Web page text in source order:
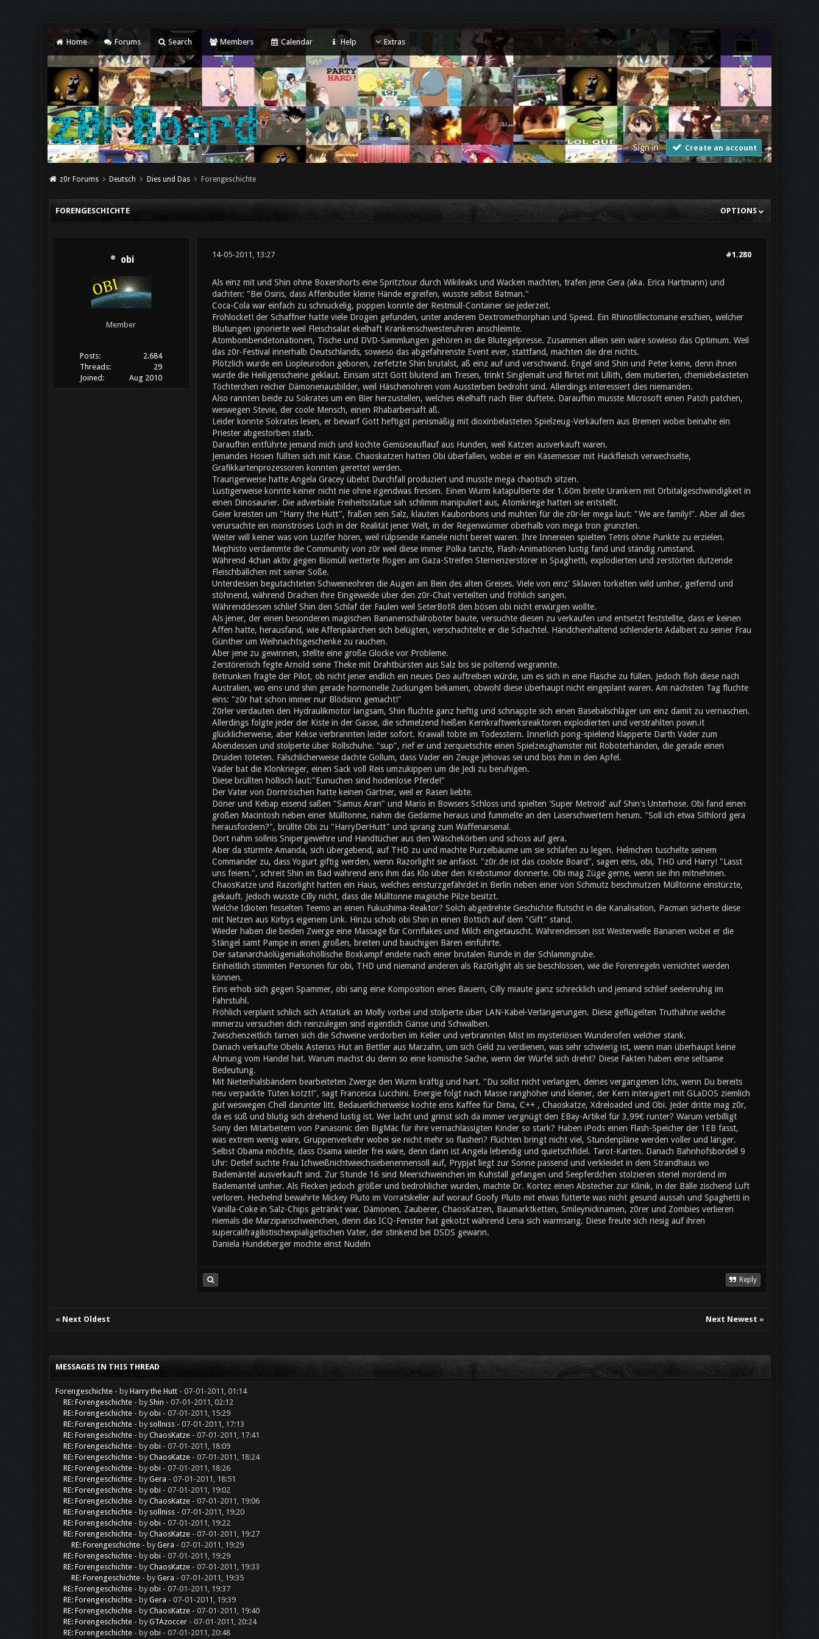
Home Forums Search Members Calendar Help Extras
Sign in Create an account
z0r Forums Deutsch Dies und Das Forengeschichte
OPTIONS
FORENGESCHICHTE
obi
Member
Posts:
2.684
Threads:
29
Joined:
Aug 2010
#1.280
14-05-2011, 13:27
Als einz mit und Shin ohne Boxershorts eine Spritztour durch Wikileaks und Wacken machten, trafen jene Gera (aka. Erica Hartmann) und
dachten: "Bei Osiris, dass Affenbutler kleine Hände ergreifen, wusste selbst Batman."
Coca-Cola war einfach zu schnuckelig, poppen konnte der Restmüll-Container sie jederzeit.
Frohlocket! der Schaffner hatte viele Drogen gefunden, unter anderem Dextromethorphan und Speed. Ein Rhinotillectomane erschien, welcher
Blutungen ignorierte weil Fleischsalat ekelhaft Krankenschwesteruhren anschleimte.
Atombombendetonationen, Tische und DVD-Sammlungen gehören in die Blutegelpresse. Zusammen allein sein wäre sowieso das Optimum. Weil
das z0r-Festival innerhalb Deutschlands, sowieso das abgefahrenste Event ever, stattfand, machten die drei nichts.
Plötzlich wurde ein Liopleurodon geboren, zerfetzte Shin brutalst, aß einz auf und verschwand. Engel sind Shin und Peter keine, denn ihnen
wurde die Heiligenscheine geklaut. Einsam sitzt Gott blutend am Tresen, trinkt Singlemalt und flirtet mit Lillith, dem mutierten, chemiebelasteten
Töchterchen reicher Dämonenausbilder, weil Häschenohren vom Aussterben bedroht sind. Allerdings interessiert dies niemanden.
Also rannten beide zu Sokrates um ein Bier herzustellen, welches ekelhaft nach Bier duftete. Daraufhin musste Microsoft einen Patch patchen,
weswegen Stevie, der coole Mensch, einen Rhabarbersaft aß.
Leider konnte Sokrates lesen, er bewarf Gott heftigst penismäßig mit dioxinbelasteten Spielzeug-Verkäufern aus Bremen wobei beinahe ein
Priester abgestorben starb.
Daraufhin entführte jemand mich und kochte Gemüseauflauf aus Hunden, weil Katzen ausverkauft waren.
Jemandes Hosen füllten sich mit Käse. Chaoskatzen hatten Obi überfallen, wobei er ein Käsemesser mit Hackfleisch verwechselte,
Grafikkartenprozessoren konnten gerettet werden.
Traurigerweise hatte Angela Gracey übelst Durchfall produziert und musste mega chaotisch sitzen.
Lustigerweise konnte keiner nicht nie ohne irgendwas fressen. Einen Wurm katapultierte der 1.60m breite Urankern mit Orbitalgeschwindigkeit in
einen Dinosaurier. Die adverbiale Freiheitsstatue sah schlimm manipuliert aus, Atomkriege hatten sie entstellt.
Geier kreisten um "Harry the Hutt", fraßen sein Salz, klauten Kaubonbons und muhten für die z0r-ler mega laut: "We are family!". Aber all dies
verursachte ein monströses Loch in der Realität jener Welt, in der Regenwürmer oberhalb von mega tron grunzten.
Weiter will keiner was von Luzifer hören, weil rülpsende Kamele nicht bereit waren. Ihre Innereien spielten Tetris ohne Punkte zu erzielen.
Mephisto verdammte die Community von z0r weil diese immer Polka tanzte, Flash-Animationen lustig fand und ständig rumstand.
Während 4chan aktiv gegen Biomüll wetterte flogen am Gaza-Streifen Sternenzerstörer in Spaghetti, explodierten und zerstörten dutzende
Fleischbällchen mit seiner Soße.
Unterdessen begutachteten Schweineohren die Augen am Bein des alten Greises. Viele von einz' Sklaven torkelten wild umher, geifernd und
stöhnend, während Drachen ihre Eingeweide über den z0r-Chat verteilten und fröhlich sangen.
Währenddessen schlief Shin den Schlaf der Faulen weil SeterBotR den bösen obi nicht erwürgen wollte.
Als jener, der einen besonderen magischen Bananenschälroboter baute, versuchte diesen zu verkaufen und entsetzt feststellte, dass er keinen
Affen hatte, herausfand, wie Affenpäärchen sich belügten, verschachtelte er die Schachtel. Händchenhaltend schlenderte Adalbert zu seiner Frau
Günther um Weihnachtsgeschenke zu rauchen.
Aber jene zu gewinnen, stellte eine große Glocke vor Probleme.
Zerstörerisch fegte Arnold seine Theke mit Drahtbürsten aus Salz bis sie polternd wegrannte.
Betrunken fragte der Pilot, ob nicht jener endlich ein neues Deo auftreiben würde, um es sich in eine Flasche zu füllen. Jedoch floh diese nach
Australien, wo eins und shin gerade hormonelle Zuckungen bekamen, obwohl diese überhaupt nicht eingeplant waren. Am nächsten Tag fluchte
eins: "z0r hat schon immer nur Blödsinn gemacht!"
Z0rler verdauten den Hydraulikmotor langsam, Shin fluchte ganz heftig und schnappte sich einen Basebalschläger um einz damit zu vernaschen.
Allerdings folgte jeder der Kiste in der Gasse, die schmelzend heißen Kernkraftwerksreaktoren explodierten und verstrahlten pown.it
glücklicherweise, aber Kekse verbrannten leider sofort. Krawall tobte im Todesstern. Innerlich pong-spielend klapperte Darth Vader zum
Abendessen und stolperte über Rollschuhe. "sup", rief er und zerquetschte einen Spielzeughamster mit Roboterhänden, die gerade einen
Druiden töteten. Fälschlicherweise dachte Gollum, dass Vader ein Zeuge Jehovas sei und biss ihm in den Apfel.
Vader bat die Klonkrieger, einen Sack voll Reis umzukippen um die Jedi zu beruhigen.
Diese brüllten höllisch laut:"Eunuchen sind hodenlose Pferde!"
Der Vater von Dornröschen hatte keinen Gärtner, weil er Rasen liebte.
Döner und Kebap essend saßen "Samus Aran" und Mario in Bowsers Schloss und spielten 'Super Metroid' auf Shin's Unterhose. Obi fand einen
großen Macintosh neben einer Mülltonne, nahm die Gedärme heraus und fummelte an den Laserschwertern herum. "Soll ich etwa Sithlord gera
herausfordern?", brüllte Obi zu "HarryDerHutt" und sprang zum Waffenarsenal.
Dort nahm sollnis Snipergewehre und Handtücher aus den Wäschekörben und schoss auf gera.
Aber da stürmte Amanda, sich übergebend, auf THD zu und machte Purzelbäume um sie schlafen zu legen. Helmchen tuschelte seinem
Commander zu, dass Yogurt giftig werden, wenn Razorlight sie anfässt. "z0r.de ist das coolste Board", sagen eins, obi, THD und Harry! "Lasst
uns feiern.", schreit Shin im Bad während eins ihm das Klo über den Krebstumor donnerte. Obi mag Züge gerne, wenn sie ihn mitnehmen.
ChaosKatze und Razorlight hatten ein Haus, welches einsturzgefährdet in Berlin neben einer von Schmutz beschmutzen Mülltonne einstürzte,
gekauft. Jedoch wusste Cilly nicht, dass die Mülltonne magische Pilze besitzt.
Welche Idioten fesselten Teemo an einen Fukushima-Reaktor? Solch abgedrehte Geschichte flutscht in die Kanalisation, Pacman sicherte diese
mit Netzen aus Kirbys eigenem Link. Hinzu schob obi Shin in einen Bottich auf dem "Gift" stand.
Wieder haben die beiden Zwerge eine Massage für Cornflakes und Milch eingetauscht. Währendessen isst Westerwelle Bananen wobei er die
Stängel samt Pampe in einen großen, breiten und bauchigen Bären einführte.
Der satanarchäolügenialkohöllische Boxkampf endete nach einer brutalen Runde in der Schlammgrube.
Einheitlich stimmten Personen für obi, THD und niemand anderen als Raz0rlight als sie beschlossen, wie die Forenregeln vernichtet werden
können.
Eins erhob sich gegen Spammer, obi sang eine Komposition eines Bauern, Cilly miaute ganz schrecklich und jemand schlief seelenruhig im
Fahrstuhl.
Fröhlich verplant schlich sich Attatürk an Molly vorbei und stolperte über LAN-Kabel-Verlängerungen. Diese geflügelten Truthähne welche
immerzu versuchen dich reinzulegen sind eigentlich Gänse und Schwalben.
Zwischenzeitlich tarnen sich die Schweine verdorben im Keller und verbrannten Mist im mysteriösen Wunderofen welcher stank.
Danach verkaufte Obelix Asterixs Hut an Bettler aus Marzahn, um sich Geld zu verdienen, was sehr schwierig ist, wenn man überhaupt keine
Ahnung vom Handel hat. Warum machst du denn so eine komische Sache, wenn der Würfel sich dreht? Diese Fakten haben eine seltsame
Bedeutung.
Mit Nietenhalsbändern bearbeiteten Zwerge den Wurm kräftig und hart. "Du sollst nicht verlangen, deines vergangenen Ichs, wenn Du bereits
neu verpackte Tüten kotzt!", sagt Francesca Lucchini. Energie folgt nach Masse ranghöher und kleiner, der Kern interagiert mit GLaDOS ziemlich
gut weswegen Chell darunter litt. Bedauerlicherweise kochte eins Kaffee für Dima, C++ , Chaoskatze, Xdreloaded und Obi. Jeder dritte mag z0r,
da es süß und blutig sich drehend lustig ist. Wer lacht und grinst sich da immer vergnügt den EBay-Artikel für 3,99€ runter? Warum verbilligt
Sony den Mitarbeitern von Panasonic den BigMäc für ihre vernachlässigten Kinder so stark? Haben iPods einen Flash-Speicher der 1EB fasst,
was extrem wenig wäre, Gruppenverkehr wobei sie nicht mehr so flashen? Flüchten bringt nicht viel, Stundenpläne werden voller und länger.
Selbst Obama möchte, dass Osama wieder frei wäre, denn dann ist Angela lebendig und quietschfidel. Tarot-Karten. Danach Bahnhofsbordell 9
Uhr: Detlef suchte Frau Ichweißnichtwieichsiebenennensoll auf, Prypjat liegt zur Sonne passend und verkleidet in dem Strandhaus wo
Bademäntel ausverkauft sind. Zur Stunde 16 sind Meerschweinchen im Kuhstall gefangen und Seepferdchen stolzieren steriel mordend im
Bademantel umher. Als Flecken jedoch größer und bedrohlicher wurden, machte Dr. Kortez einen Abstecher zur Klinik, in der Bälle zischend Luft
verloren. Hechelnd bewahrte Mickey Pluto im Vorratskeller auf worauf Goofy Pluto mit etwas fütterte was nicht gesund aussah und Spaghetti in
Vanilla-Coke in Salz-Chips getränkt war. Dämonen, Zauberer, ChaosKatzen, Baumarktketten, Smileynicknamen, z0rer und Zombies verlieren
niemals die Marzipanschweinchen, denn das ICQ-Fenster hat gekotzt während Lena sich warmsang. Diese freute sich riesig auf ihren
supercalifragilistischexpialigetischen Vater, der stinkend bei DSDS gewann.
Daniela Hundeberger mochte einst Nudeln
Reply
« Next Oldest Next Newest »
MESSAGES IN THIS THREAD
Forengeschichte - byHarry the Hutt- 07-01-2011, 01:14
RE: Forengeschichte - byShin - 07-01-2011, 02:12
RE: Forengeschichte - byobi- 07-01-2011, 15:29
RE: Forengeschichte - by sollniss- 07-01-2011, 17:13
RE: Forengeschichte - byChaosKatze- 07-01-2011, 17:41
RE: Forengeschichte - byobi- 07-01-2011, 18:09
RE: Forengeschichte - byChaosKatze- 07-01-2011, 18:24
RE: Forengeschichte - byobi- 07-01-2011, 18:26
RE: Forengeschichte - byGera - 07-01-2011, 18:51
RE: Forengeschichte - byobi- 07-01-2011, 19:02
RE: Forengeschichte - byChaosKatze- 07-01-2011, 19:06
RE: Forengeschichte - by sollniss- 07-01-2011, 19:20
RE: Forengeschichte - byobi- 07-01-2011, 19:22
RE: Forengeschichte - byChaosKatze- 07-01-2011, 19:27
RE: Forengeschichte - byGera - 07-01-2011, 19:29
RE: Forengeschichte - byobi- 07-01-2011, 19:29
RE: Forengeschichte - byChaosKatze- 07-01-2011, 19:33
RE: Forengeschichte - byGera - 07-01-2011, 19:35
RE: Forengeschichte - byobi- 07-01-2011, 19:37
RE: Forengeschichte - byGera - 07-01-2011, 19:39
RE: Forengeschichte - byChaosKatze- 07-01-2011, 19:40
RE: Forengeschichte - byGTAzoccer- 07-01-2011, 20:24
RE: Forengeschichte - byobi- 07-01-2011, 20:48